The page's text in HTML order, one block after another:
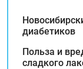
диабетиков
Польза и
сладкого